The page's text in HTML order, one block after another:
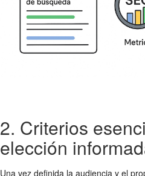
2. Criterios
elección
Una vez definida la audiencia y el